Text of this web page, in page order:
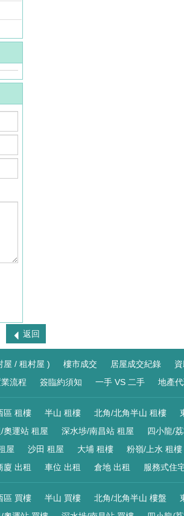
返回
屋 / 租村屋 ) 樓市成交 居屋成交紀錄
流程 簽臨約須知 一手 VS 二手 地產
區 租樓 半山 租樓 北角/北角半山 租樓
奧運站 租屋 深水埗/南昌站 租屋 四小龍/
屋 沙田 租屋 大埔 租樓 粉嶺/上水 租樓
廈 出租 車位 出租 倉地 出租 服務式住
區 買樓 半山 買樓 北角/北角半山 樓盤